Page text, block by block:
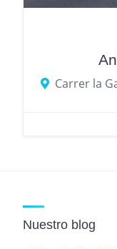
Carrer la
Nuestro blog